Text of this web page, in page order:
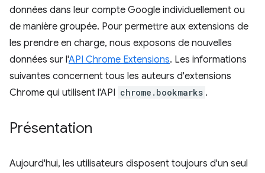
données dans leur compte Google individuellement ou
de manière groupée. Pour permettre aux extensions de
les prendre en charge, nous exposons de nouvelles
données sur l'API Chrome Extensions. Les informations
suivantes concernent tous les auteurs d'extensions
Chrome qui utilisent l'API chrome.bookmarks .
Présentation
Aujourd'hui, les utilisateurs disposent toujours d'un seul